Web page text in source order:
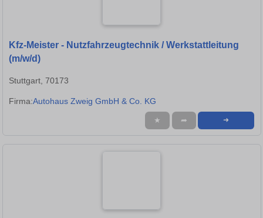
Kfz-Meister - Nutzfahrzeugtechnik / Werkstattleitung
(m/w/d)
Stuttgart, 70173
Firma:Autohaus Zweig GmbH & Co. KG
★ ➦ ➜